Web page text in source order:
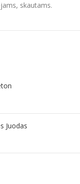
skautams.
Juodas